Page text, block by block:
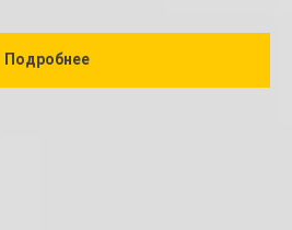
Подробнее